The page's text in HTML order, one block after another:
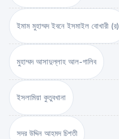
ইমাম মুহাম্মদ ইবনে ইসমাইল বোখারী (র)
মুহাম্মদ আসাদুল্লাহ আল-গালিব
ইসলামিয়া কুতুবখানা
সদর উদ্দিন আহমদ চিশতী